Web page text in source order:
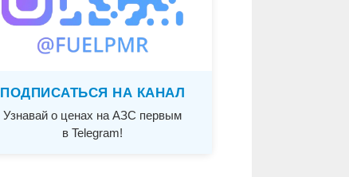
ПОДПИСАТЬСЯ НА КАНАЛ
Узнавай о ценах на АЗС первым
в Telegram!